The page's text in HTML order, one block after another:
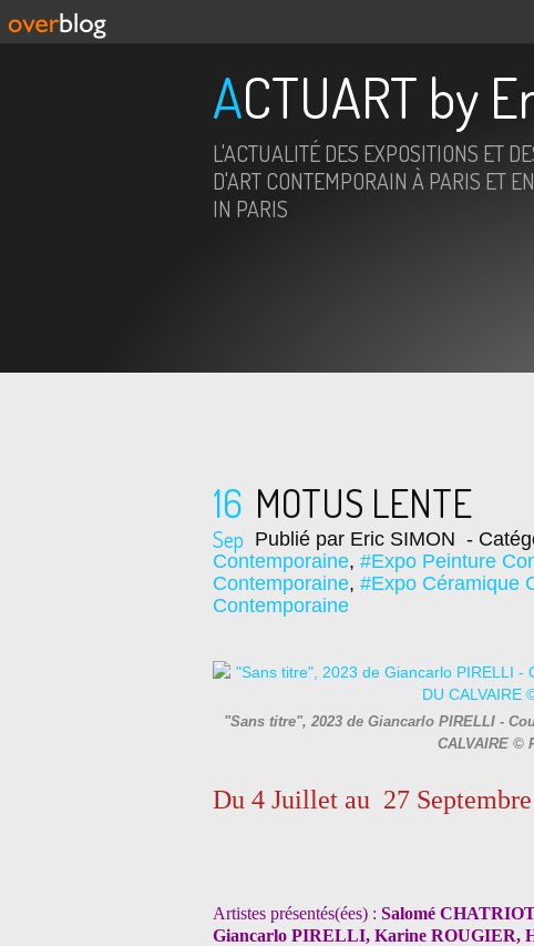
ACTUART by
L'ACTUALITÉ DES EXPOSITIONS ET
D'ART CONTEMPORAIN À PARIS ET
IN PARIS
16
Sep
MOTUS LENTE
Publié par Eric SIMON -
Contemporaine, #Expo Peinture
Contemporaine, #Expo Céramique
Contemporaine
"Sans titre", 2023 de Giancarlo PIRELLI -
CALVAIRE ©
Du 4 Juillet au 27
Artistes présentés(ées) : Salomé
Giancarlo PIRELLI, Karine ROUGIER,